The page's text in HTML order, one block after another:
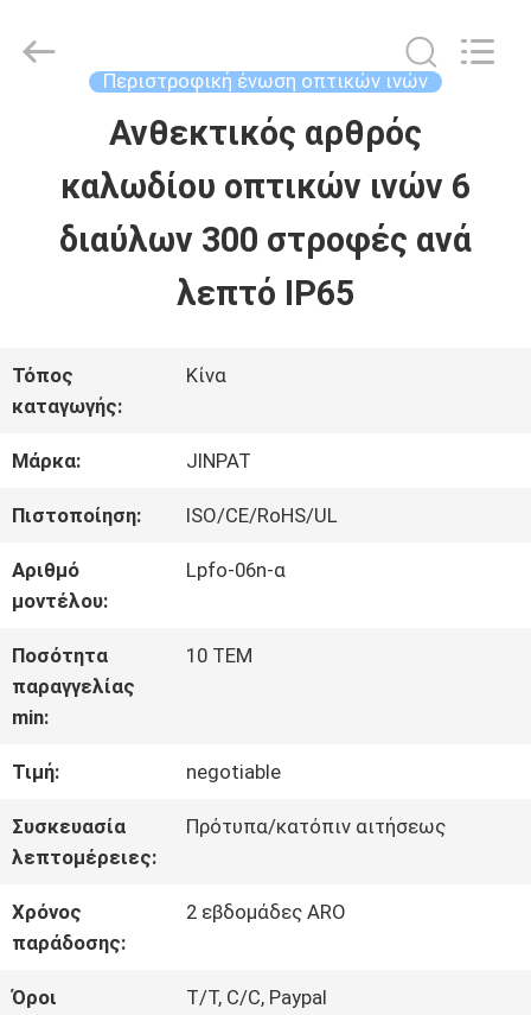
ΠΡΟΪΌΝΤΑ
VR
ΠΕΡΊΠΟΥ
ΕΜΕΊΣ
ΓΎΡΟΣ
ΕΡΓΟΣΤΑΣΊΩΝ
ΠΟΙΟΤΙΚΌΣ
ΈΛΕΓΧΟΣ
ΕΛΆΤΕ
ΣΕ
Electronics
Περιστροφική ένωση οπτικών ινών
Ανθεκτικός αρθρός
καλωδίου οπτικών ινών 6
διαύλων 300 στροφές ανά
λεπτό IP65
Τόπος
καταγωγής:
Κίνα
Μάρκα: JINPAT
Πιστοποίηση: ISO/CE/RoHS/UL
Αριθμό
μοντέλου:
Lpfo-06n-α
Ποσότητα
παραγγελίας
min:
10 ΤΕΜ
Τιμή: negotiable
Συσκευασία
λεπτομέρειες:
Πρότυπα/κατόπιν αιτήσεως
Χρόνος
παράδοσης:
2 εβδομάδες ARO
Όροι
T/T, C/C, Paypal